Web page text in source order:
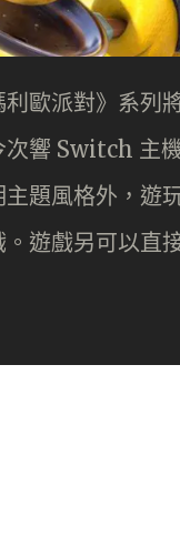
利歐派對》系列
次響 Switch 主
題風格外，遊
。遊戲另可以直